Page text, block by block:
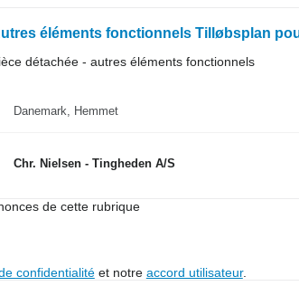
éléments fonctionnels Tilløbsplan
détachée - autres éléments fonctionnels
Danemark, Hemmet
Chr. Nielsen - Tingheden A/S
de cette rubrique
confidentialitéet notre accord utilisateur.